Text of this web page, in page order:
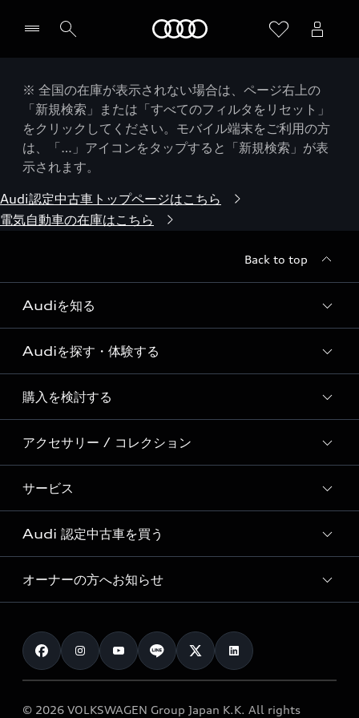
※ 全国の在庫が表示されない場合は、ページ右上の
「新規検索」または「すべてのフィルタをリセット」
をクリックしてください。モバイル端末をご利用の方
は、「…」アイコンをタップすると「新規検索」が表
示されます。
Audi認定中古車トップページはこちら
電気自動車の在庫はこちら
Back to top
Audiを知る
Audi ブランド
Story of Progress
Audi Sport
Formula 1®
デジタルサービス
Audiを探す・体験する
ディーラー検索
新車在庫検索
試乗車・展示車検索
見積り依頼
試乗予約
購入を検討する
モデル一覧
特別仕様モデル / 限定モデル
e-tronラインアップ
価格シミュレーション
車両比較
カタログ一覧
アクセサリー / コレクション
純正アクセサリー
オンラインショップ
Audi collection
アウディナビアプリ
サービス
サービス入庫予約
サービスプログラム
メンテナンス
車検 / 定期点検
e-tronアフターサポート
Audi 認定中古車を買う
Audi認定中古車
クオリティ
保証
メンテナンス
オーナーの方へお知らせ
お知らせ
オーナー様向けキャンペーン
© 2026 VOLKSWAGEN Group Japan K.K. All rights